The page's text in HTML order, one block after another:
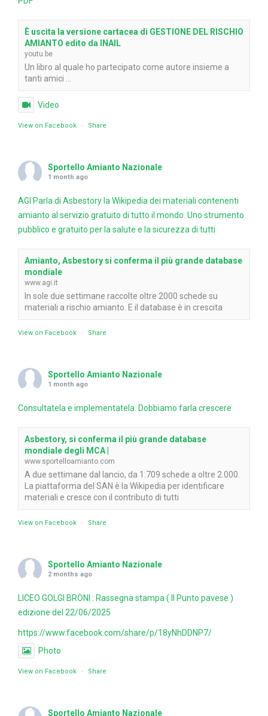
È uscita la versione cartacea di GESTIONE DEL RISCHIO
AMIANTO edito da INAIL
youtu.be
Un libro al quale ho partecipato come autore insieme a
tanti amici ...
Video
View on Facebook · Share
Sportello Amianto Nazionale
1 month ago
AGI Parla di Asbestory la Wikipedia dei materiali contenenti
amianto al servizio gratuito di tutto il mondo. Uno strumento
pubblico e gratuito per la salute e la sicurezza di tutti
Amianto, Asbestory si conferma il più grande database
mondiale
www.agi.it
In sole due settimane raccolte oltre 2000 schede su
materiali a rischio amianto. E il database è in crescita
View on Facebook · Share
Sportello Amianto Nazionale
1 month ago
Consultatela e implementatela. Dobbiamo farla crescere
Asbestory, si conferma il più grande database
mondiale degli MCA |
www.sportelloamianto.com
A due settimane dal lancio, da 1.709 schede a oltre 2.000.
La piattaforma del SAN è la Wikipedia per identificare
materiali e cresce con il contributo di tutti
View on Facebook · Share
Sportello Amianto Nazionale
2 months ago
LICEO GOLGI BRONI : Rassegna stampa ( Il Punto pavese )
edizione del 22/06/2025
https://www.facebook.com/share/p/18yNhDDNP7/
Photo
View on Facebook · Share
Sportello Amianto Nazionale